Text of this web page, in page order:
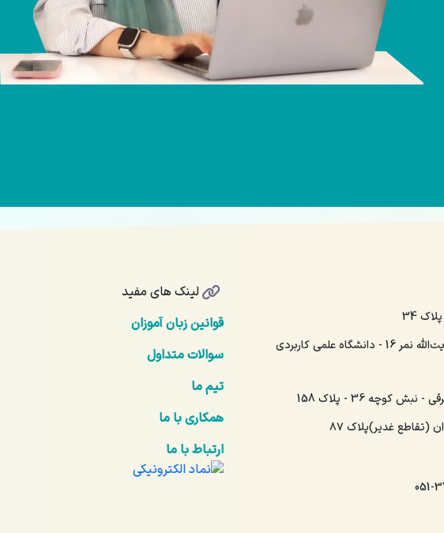
بلوار سجاد - سجاد 17 - آیت‌الله نمر 16 - دانشگاه علمی کاربردی
کوچه 36 - پلاک 158
(تقاطع غدیر)پلاک ۸۷
051-
لینک های مفید
قوانین زبان آموزان
سوالات متداول
تیم ما
همکاری با ما
ارتباط با ما